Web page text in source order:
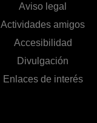
Aviso legal
Actividades amigos
Accesibilidad
Divulgación
Enlaces de interés